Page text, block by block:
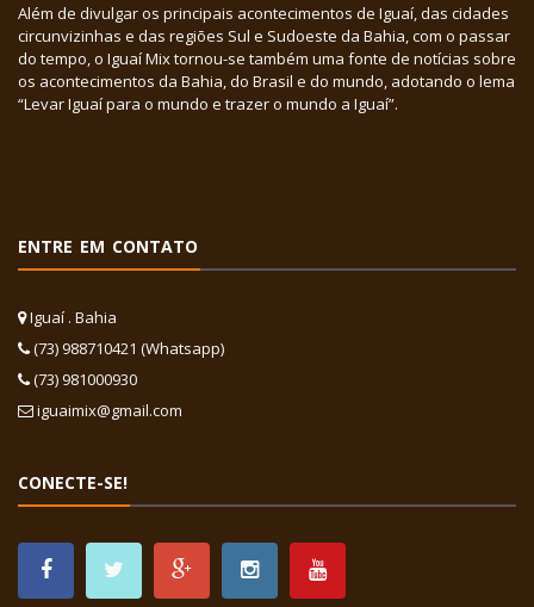
Além de divulgar os principais acontecimentos de Iguaí, das cidades
circunvizinhas e das regiões Sul e Sudoeste da Bahia, com o passar
do tempo, o Iguaí Mix tornou-se também uma fonte de notícias sobre
os acontecimentos da Bahia, do Brasil e do mundo, adotando o lema
“Levar Iguaí para o mundo e trazer o mundo a Iguaí”.
ENTRE EM CONTATO
Iguaí . Bahia
(73) 988710421 (Whatsapp)
(73) 981000930
iguaimix@gmail.com
CONECTE-SE!